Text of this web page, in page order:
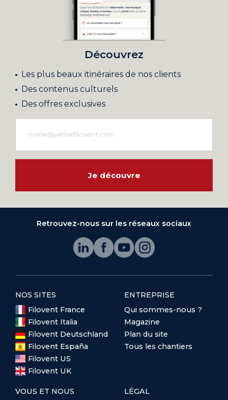
Découvrez
Les plus beaux itinéraires de nos clients
Des contenus culturels
Des offres exclusives
Je découvre
Retrouvez-nous sur les réseaux sociaux
NOS SITES
Filovent France
Filovent Italia
Filovent Deutschland
Filovent España
Filovent US
Filovent UK
ENTREPRISE
Qui sommes-nous ?
Magazine
Plan du site
Tous les chantiers
VOUS ET NOUS
LÉGAL